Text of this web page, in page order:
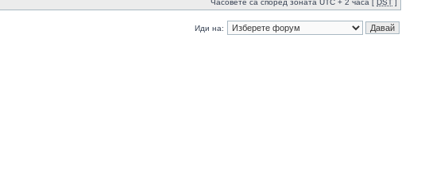
Часовете са според зоната UTC + 2 часа [ DST ]
Иди на: